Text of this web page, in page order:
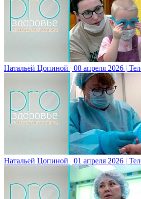
Натальей Цопиной | 08 апреля 2026 |
Натальей Цопиной | 01 апреля 2026 |